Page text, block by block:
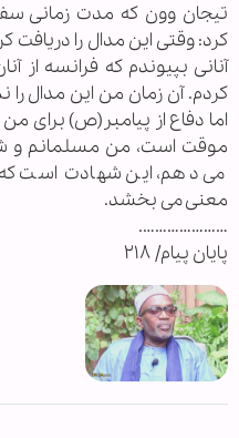
تیجان وون که مدت زمانی
کرد: وقتی این مدال را دریافت
آنانی بپیوندم که فرانسه از
کردم. آن زمان من این مدال را
اما دفاع از پیامبر(ص) برای
موقت است، من مسلمانم و
می دهم، این شهادت است که
معنی می بخشد.
………………….
پایان پیام/ ۲۱۸